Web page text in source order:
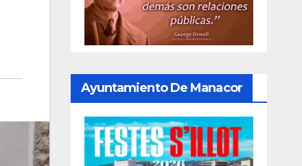
Ayuntamiento De Manacor